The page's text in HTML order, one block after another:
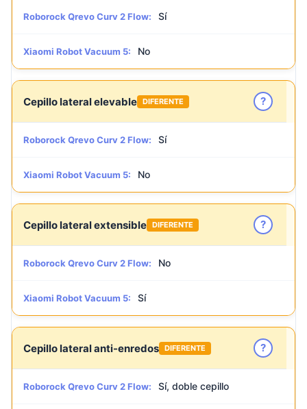
Roborock Qrevo Curv 2 Flow: Sí
Xiaomi Robot Vacuum 5: No
Cepillo lateral elevable DIFERENTE ?
Roborock Qrevo Curv 2 Flow: Sí
Xiaomi Robot Vacuum 5: No
Cepillo lateral extensible DIFERENTE ?
Roborock Qrevo Curv 2 Flow: No
Xiaomi Robot Vacuum 5: Sí
Cepillo lateral anti-enredos DIFERENTE ?
Roborock Qrevo Curv 2 Flow: Sí, doble cepillo